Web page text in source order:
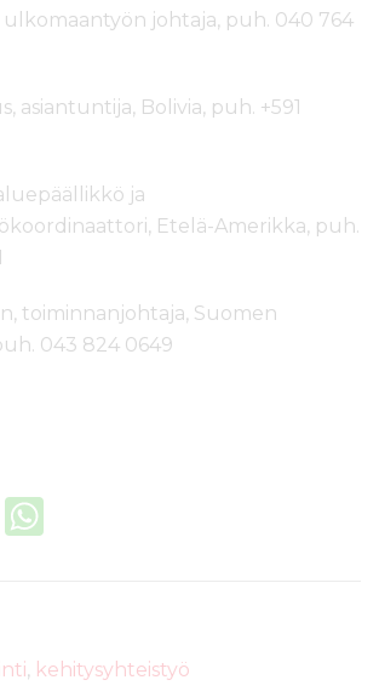
ulkomaantyön johtaja, puh. 040 764
asiantuntija, Bolivia, puh. +591
ja
Etelä-Amerikka, puh.
toiminnanjohtaja, Suomen
043 824 0649
E
A
, kehitysyhteistyö